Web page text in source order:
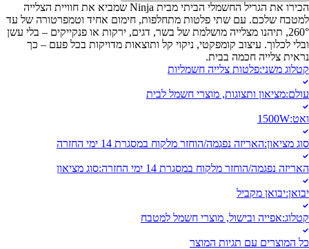
הכירו את הגריל החשמלי הביתי מבית Ninja שמביא את חוויית הצלייה
למטבח שלכם. עם שתי פלטות מתחלפות, חימום אחיד וטמפרטורה של עד
260°, תיהנו מצלייה מושלמת של בשר, דגים, ירקות או פנקייקים – בלי עשן
ובלי לכלוך. עיצוב קומפקטי, ניקוי קל ותוצאות מדויקות בכל פעם – כך
נראית צלייה חכמה בבית.
קטלוג משני:פלטות צלייה חשמליות
עולם:מציאון ותצוגות, מוצרי חשמל לבית
ואט:
1500W
סוג מציאון:האריזה נפגמה/הוחזר מלקוח במסגרת 14 ימי החזרה
האריזה נפגמה/הוחזר מלקוח במסגרת 14 ימי החזרה :סוג מציאון
יבואן:יבואן מקביל
קטלוג:אפייה ובישול, מוצרי חשמל למטבח
כל המוצרים עם תגיות המוצר